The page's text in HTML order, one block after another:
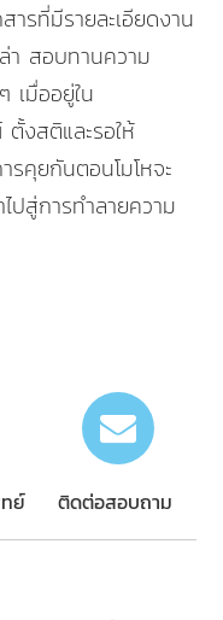
ารที่มีรายละเอียดงาน
า สอบทานความ
เมื่ออยู่ใน
งสติและรอให้
คุยกันตอนโมโหจะ
ปสู่การทำลายความ
ย์ ติดต่อสอบถาม